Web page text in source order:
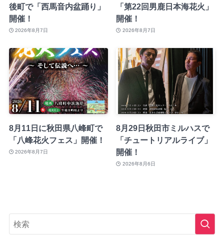
後町で「西馬音内盆踊り」
開催！
2026年8月7日
「第22回男鹿日本海花火」
開催！
2026年8月7日
8月11日に秋田県八峰町で
「八峰花火フェス」開催！
2026年8月7日
8月29日秋田市ミルハスで
「チュートリアルライブ」
開催！
2026年8月6日